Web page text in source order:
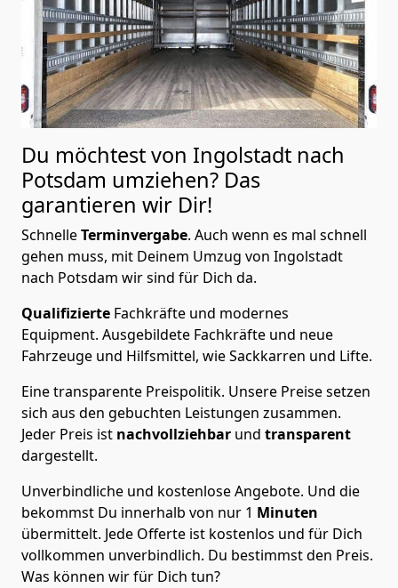
Du möchtest von Ingolstadt nach
Potsdam umziehen? Das
garantieren wir Dir!
SchnelleTerminvergabe. Auch wenn es mal schnell
gehen muss, mit Deinem Umzug von Ingolstadt
nach Potsdam wir sind für Dich da.
Qualifizierte Fachkräfte und modernes
Equipment. Ausgebildete Fachkräfte und neue
Fahrzeuge und Hilfsmittel, wie Sackkarren und Lifte.
Eine transparente Preispolitik. Unsere Preise setzen
sich aus den gebuchten Leistungen zusammen.
Jeder Preis ist nachvollziehbar und transparent
dargestellt.
Unverbindliche und kostenlose Angebote. Und die
bekommst Du innerhalb von nur 1 Minuten
übermittelt. Jede Offerte ist kostenlos und für Dich
vollkommen unverbindlich. Du bestimmst den Preis.
Was können wir für Dich tun?